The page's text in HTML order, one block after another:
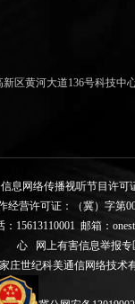
区黄河大道136号科技中
信息网络传播视听节目许可
经营许可证：（冀）字第
：15613110001 邮箱：
心
网上有害信息举报专
庄世纪科美通信网络技术